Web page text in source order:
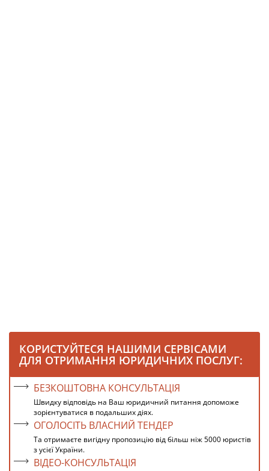
КОРИСТУЙТЕСЯ НАШИМИ СЕРВІСАМИ
ДЛЯ ОТРИМАННЯ ЮРИДИЧНИХ ПОСЛУГ:
БЕЗКОШТОВНА КОНСУЛЬТАЦІЯ
Швидку відповідь на Ваш юридичний питання допоможе
зорієнтуватися в подальших діях.
ОГОЛОСІТЬ ВЛАСНИЙ ТЕНДЕР
Та отримаєте вигідну пропозицію від більш ніж 5000 юристів
з усієї України.
ВІДЕО-КОНСУЛЬТАЦІЯ